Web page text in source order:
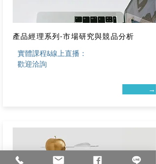
產品經理系列-市場研究與競品分析
實體課程&線上直播：
歡迎洽詢
→